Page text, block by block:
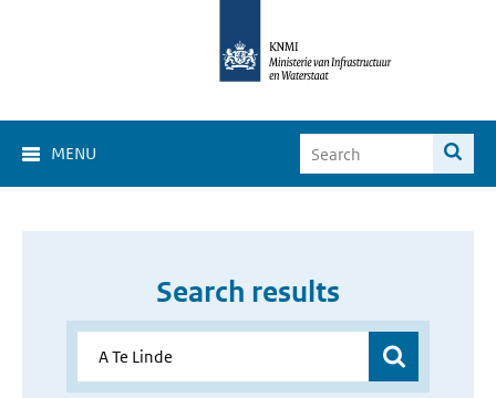
MENU
Search results